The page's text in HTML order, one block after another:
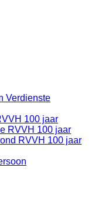
Verdienste
100 jaar
RVVH 100 jaar
RVVH 100 jaar